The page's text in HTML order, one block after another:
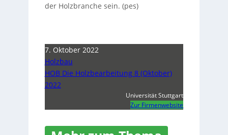
der Holzbranche sein. (pes)
7. Oktober 2022
Holzbau
HOB Die Holzbearbeitung 8 (Oktober)
2022
Universität Stuttgart
Zur Firmenwebsite